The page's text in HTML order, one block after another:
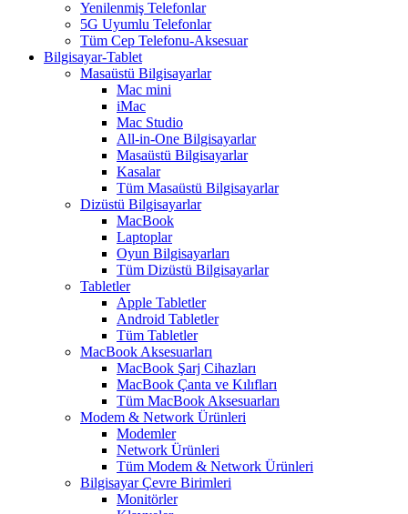
Yenilenmiş Telefonlar
5G Uyumlu Telefonlar
Tüm Cep Telefonu-Aksesuar
Bilgisayar-Tablet
Masaüstü Bilgisayarlar
Mac mini
iMac
Mac Studio
All-in-One Bilgisayarlar
Masaüstü Bilgisayarlar
Kasalar
Tüm Masaüstü Bilgisayarlar
Dizüstü Bilgisayarlar
MacBook
Laptoplar
Oyun Bilgisayarları
Tüm Dizüstü Bilgisayarlar
Tabletler
Apple Tabletler
Android Tabletler
Tüm Tabletler
MacBook Aksesuarları
MacBook Şarj Cihazları
MacBook Çanta ve Kılıfları
Tüm MacBook Aksesuarları
Modem & Network Ürünleri
Modemler
Network Ürünleri
Tüm Modem & Network Ürünleri
Bilgisayar Çevre Birimleri
Monitörler